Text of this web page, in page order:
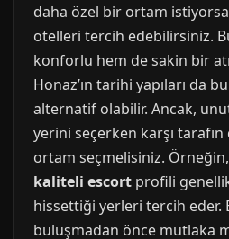
daha özel bir ortam
otelleri tercih edebilirsiniz.
konforlu hem de sakin bir
Honaz’ın tarihi yapıları da
alternatif olabilir. Ancak,
yerini seçerken karşı
ortam seçmelisiniz.
kaliteli escort profili
hissettiği yerleri tercih eder.
buluşmadan önce mutlaka